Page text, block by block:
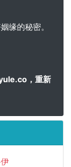
缘的秘密。
，重新